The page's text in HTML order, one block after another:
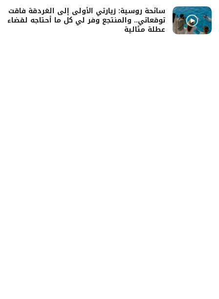
سائحة روسية: زيارتي الأولى إلى الغردقة فاقت
توقعاتي.. والمنتجع وفر لي كل ما أحتاجه لقضاء
عطلة مثالية